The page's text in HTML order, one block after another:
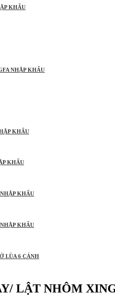
KHẨU
NHẬP KHẨU
KHẨU
KHẨU
KHẨU
KHẨU
LÙA 6 CÁNH
LẬT NHÔM